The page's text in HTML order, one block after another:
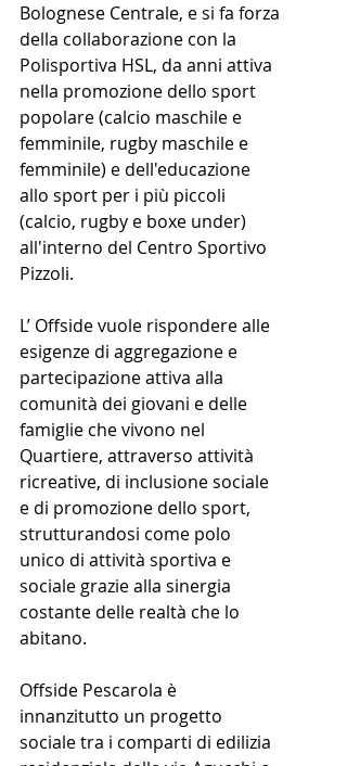
Bolognese Centrale, e si fa forza
della collaborazione con la
Polisportiva HSL, da anni attiva
nella promozione dello sport
popolare (calcio maschile e
femminile, rugby maschile e
femminile) e dell'educazione
allo sport per i più piccoli
(calcio, rugby e boxe under)
all'interno del Centro Sportivo
Pizzoli.
L’ Offside vuole rispondere alle
esigenze di aggregazione e
partecipazione attiva alla
comunità dei giovani e delle
famiglie che vivono nel
Quartiere, attraverso attività
ricreative, di inclusione sociale
e di promozione dello sport,
strutturandosi come polo
unico di attività sportiva e
sociale grazie alla sinergia
costante delle realtà che lo
abitano.
Offside Pescarola è
innanzitutto un progetto
sociale tra i comparti di edilizia